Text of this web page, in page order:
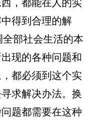
，都能在人的实
得到合理的解
部社会生活的本
现的各种问题和
都必须到这个实
求解决办法。换
题都需要在这种